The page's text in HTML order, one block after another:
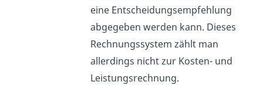
eine Entscheidungsempfehlung
abgegeben werden kann. Dieses
Rechnungssystem zählt man
allerdings nicht zur Kosten- und
Leistungsrechnung.